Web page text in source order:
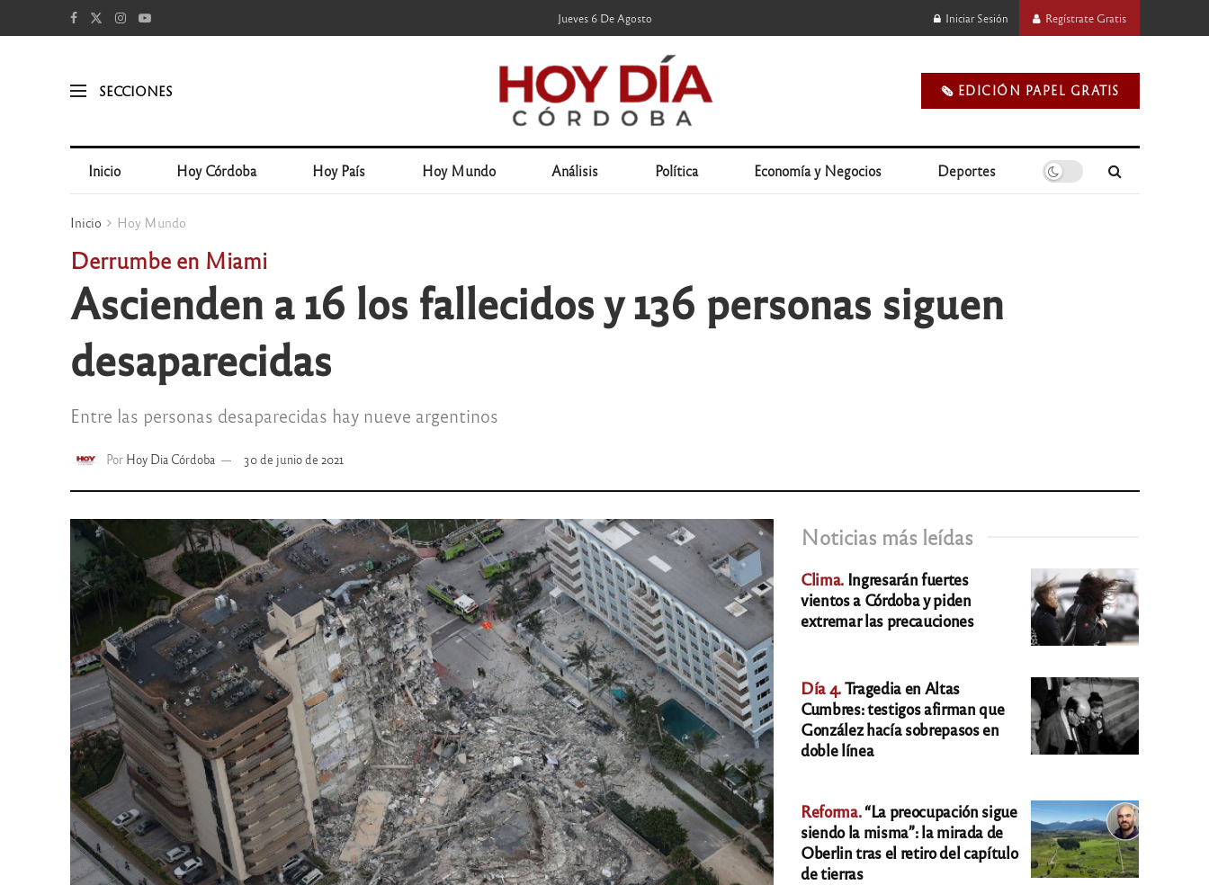
Jueves 6 De Agosto Iniciar Sesión Regístrate Gratis
SECCIONES 🗞️ EDICIÓN PAPEL GRATIS
Inicio Hoy Córdoba Hoy País Hoy Mundo Análisis Política Economía y Negocios Deportes
Inicio Hoy Mundo
Derrumbe en Miami
Ascienden a 16 los fallecidos y 136 personas siguen
desaparecidas
Entre las personas desaparecidas hay nueve argentinos
Por Hoy Dia Córdoba 30 de junio de 2021
Noticias más leídas
Clima. Ingresarán fuertes
vientos a Córdoba y piden
extremar las precauciones
Día 4.Tragedia en Altas
Cumbres: testigos afirman que
González hacía sobrepasos en
doble línea
Reforma.“La preocupación sigue
siendo la misma”: la mirada de
Oberlin tras el retiro del capítulo
de tierras